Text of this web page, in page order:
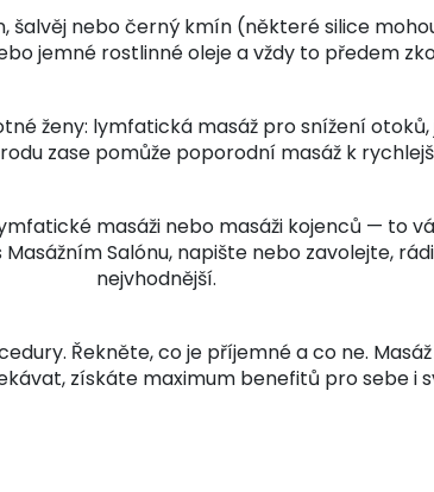
šalvěj nebo černý kmín (některé silice
jemné rostlinné oleje a vždy to předem
ženy: lymfatická masáž pro snížení
zase pomůže poporodní masáž k
masáži nebo masáži kojenců — to
Salónu, napište nebo zavolejte,
nejvhodnější.
Řekněte, co je příjemné a co ne.
získáte maximum benefitů pro sebe i